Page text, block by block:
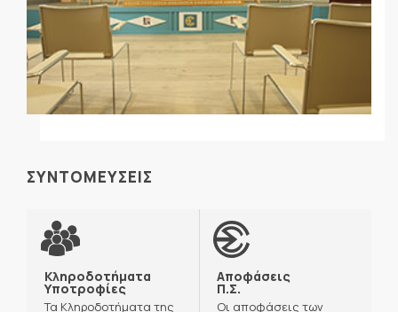
ΣΥΝΤΟΜΕΥΣΕΙΣ
Κληροδοτήματα
Υποτροφίες
Τα Κληροδοτήματα της
Αποφάσεις
Π.Σ.
Οι αποφάσεις των